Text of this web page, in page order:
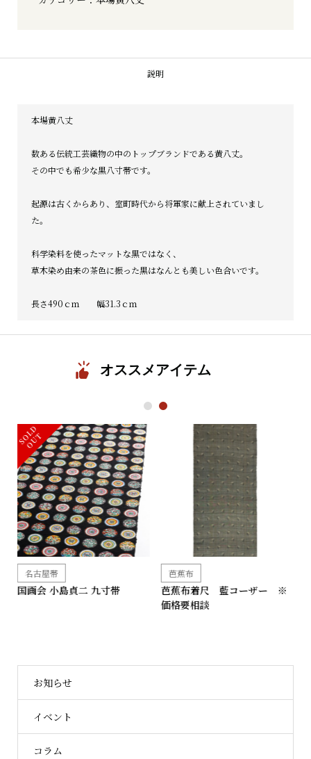
説明
本場黄八丈
数ある伝統工芸織物の中のトップブランドである黄八丈。
その中でも希少な黒八寸帯です。
起源は古くからあり、室町時代から将軍家に献上されていまし
た。
科学染料を使ったマットな黒ではなく、
草木染め由来の茶色に振った黒はなんとも美しい色合いです。
長さ490ｃｍ 幅31.3ｃｍ
オススメアイテム
芭蕉布
芭蕉布着尺 藍コーザー ※
名古屋帯
【10%OFF】国画会 岡本紘子
九寸帯
1 2
お知らせ
イベント
コラム